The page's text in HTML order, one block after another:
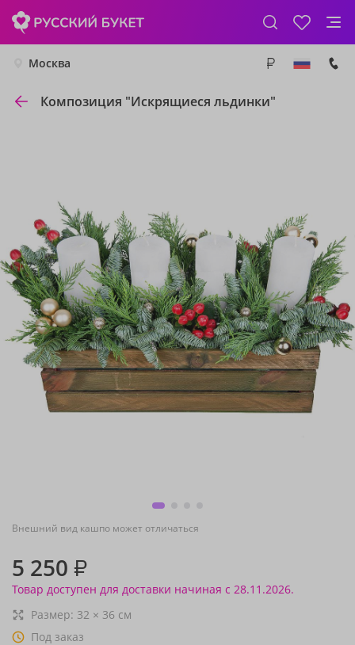
Москва
Композиция "Искрящиеся льдинки"
Внешний вид кашпо может отличаться
5 250 ₽
Товар доступен для доставки начиная с 28.11.2026.
Размер: 32 × 36 см
Под заказ